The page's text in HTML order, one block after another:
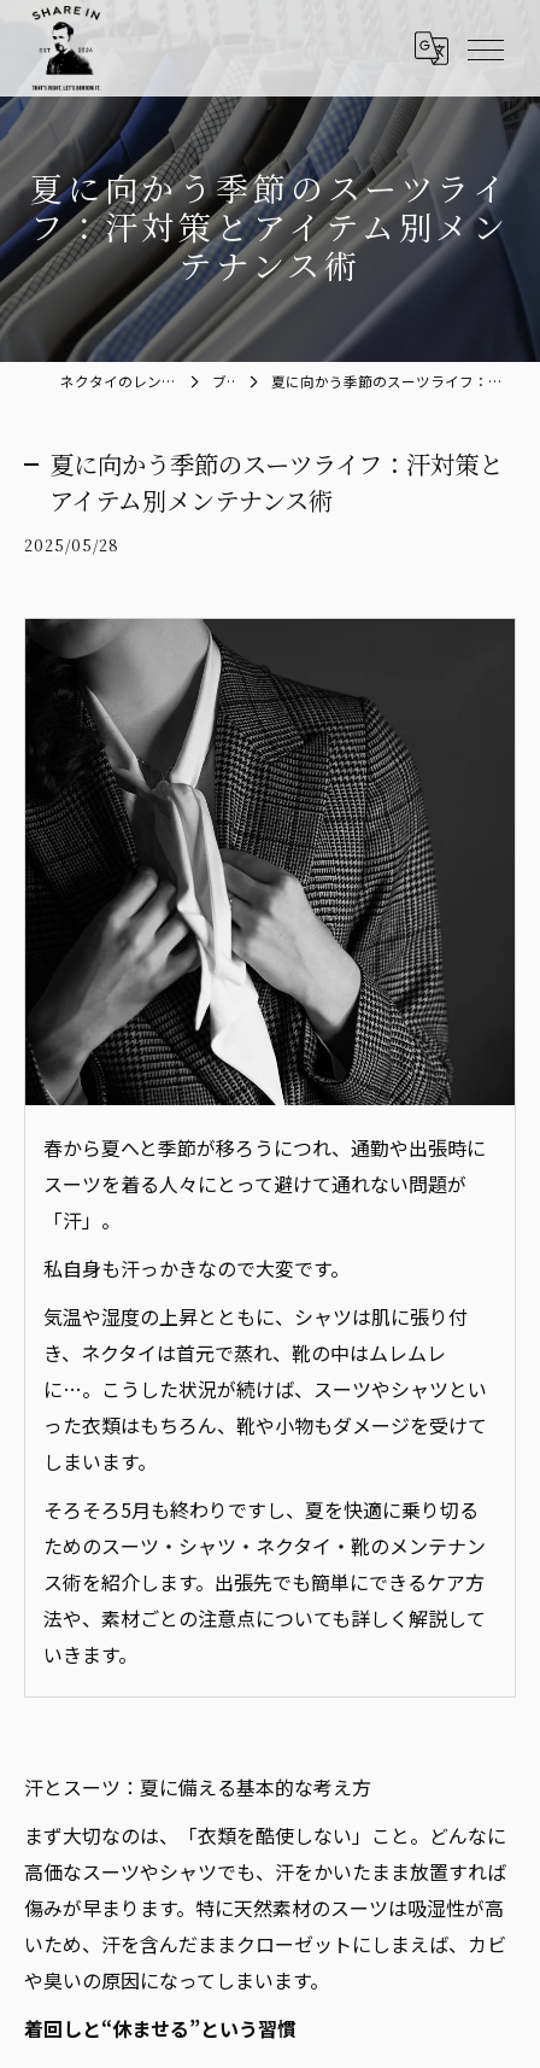
夏に向かう季節のスーツライ
フ：汗対策とアイテム別メン
テナンス術
ネクタイのレンタルならShare in ブログ 夏に向かう季節のスーツライフ：汗対策とアイテム別メンテナンス術
夏に向かう季節のスーツライフ：汗対策と
アイテム別メンテナンス術
2025/05/28
春から夏へと季節が移ろうにつれ、通勤や出張時に
スーツを着る人々にとって避けて通れない問題が
「汗」。
私自身も汗っかきなので大変です。
気温や湿度の上昇とともに、シャツは肌に張り付
き、ネクタイは首元で蒸れ、靴の中はムレムレ
に…。こうした状況が続けば、スーツやシャツとい
った衣類はもちろん、靴や小物もダメージを受けて
しまいます。
そろそろ5月も終わりですし、夏を快適に乗り切る
ためのスーツ・シャツ・ネクタイ・靴のメンテナン
ス術を紹介します。出張先でも簡単にできるケア方
法や、素材ごとの注意点についても詳しく解説して
いきます。
汗とスーツ：夏に備える基本的な考え方
まず大切なのは、「衣類を酷使しない」こと。どんなに
高価なスーツやシャツでも、汗をかいたまま放置すれば
傷みが早まります。特に天然素材のスーツは吸湿性が高
いため、汗を含んだままクローゼットにしまえば、カビ
や臭いの原因になってしまいます。
着回しと“休ませる”という習慣